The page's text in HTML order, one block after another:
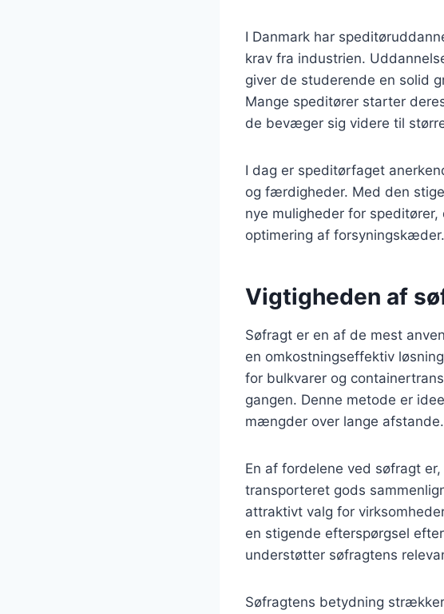
I Danmark har
krav fra industrien.
giver de studerende en solid
Mange speditører starter
de bevæger sig videre til
I dag er speditørfaget
og færdigheder. Med den
nye muligheder for
optimering af forsyningskæder.
Vigtigheden af
Søfragt er en af de mest
en omkostningseffektiv
for bulkvarer og
gangen. Denne metode er
mængder over lange afstande.
En af fordelene ved søfragt
transporteret gods
attraktivt valg for
en stigende efterspørgsel
understøtter søfragtens
Søfragtens betydning